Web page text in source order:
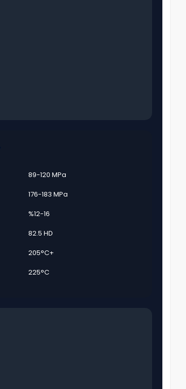
89-120 MPa
176-183 MPa
%12-16
82.5 HD
205°C+
225°C